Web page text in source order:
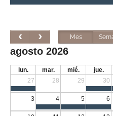
Mes
agosto 2026
lun. mar. mié. jue.
27
28 29 30
3 4 5 6